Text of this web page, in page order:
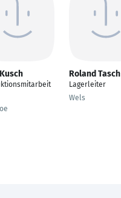
Roland Tasch
Lagerleiter
Wels